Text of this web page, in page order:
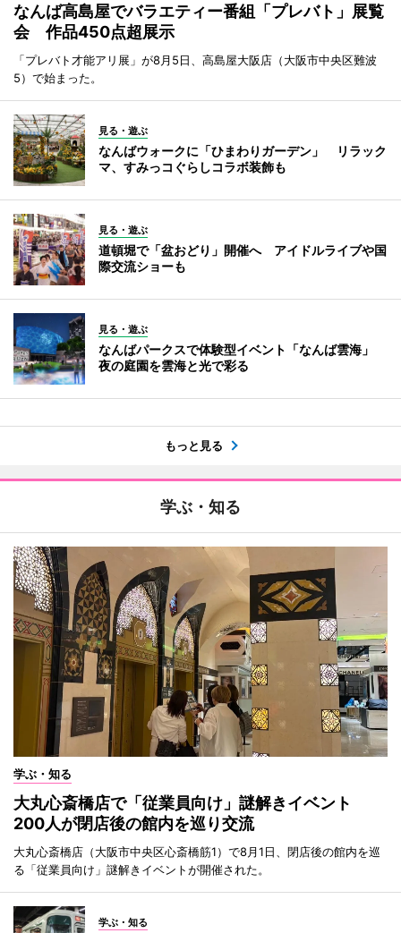
なんば高島屋でバラエティー番組「プレバト」展覧
会 作品450点超展示
「プレバト才能アリ展」が8月5日、高島屋大阪店（大阪市中央区難波
5）で始まった。
見る・遊ぶ
なんばウォークに「ひまわりガーデン」 リラック
マ、すみっコぐらしコラボ装飾も
見る・遊ぶ
道頓堀で「盆おどり」開催へ アイドルライブや国
際交流ショーも
見る・遊ぶ
なんばパークスで体験型イベント「なんば雲海」
夜の庭園を雲海と光で彩る
もっと見る
学ぶ・知る
学ぶ・知る
大丸心斎橋店で「従業員向け」謎解きイベント
200人が閉店後の館内を巡り交流
大丸心斎橋店（大阪市中央区心斎橋筋1）で8月1日、閉店後の館内を巡
る「従業員向け」謎解きイベントが開催された。
学ぶ・知る